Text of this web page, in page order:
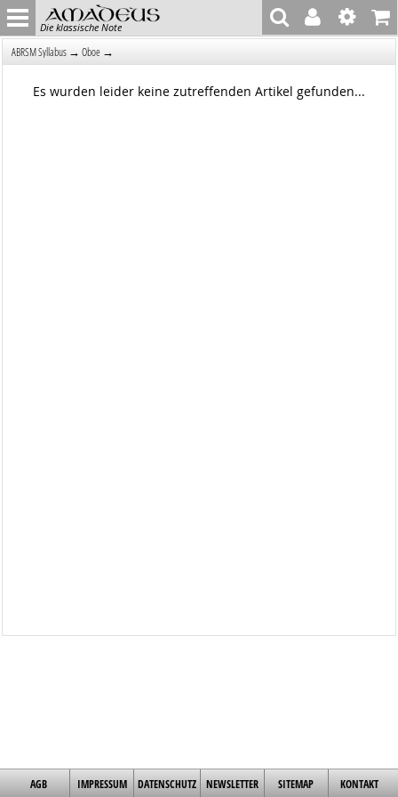
Die klassische Note
ABRSM Syllabus → Oboe →
Es wurden leider keine zutreffenden Artikel gefunden...
AGB IMPRESSUM DATENSCHUTZ NEWSLETTER SITEMAP KONTAKT